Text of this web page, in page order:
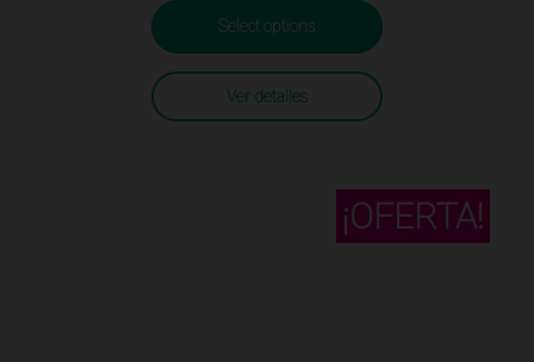
Select options
Ver detalles
¡OFERTA!